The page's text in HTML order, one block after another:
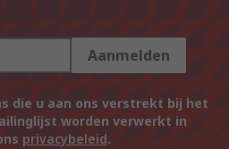
Aanmelden
die u aan ons verstrekt bij het
worden verwerkt in
privacybeleid.